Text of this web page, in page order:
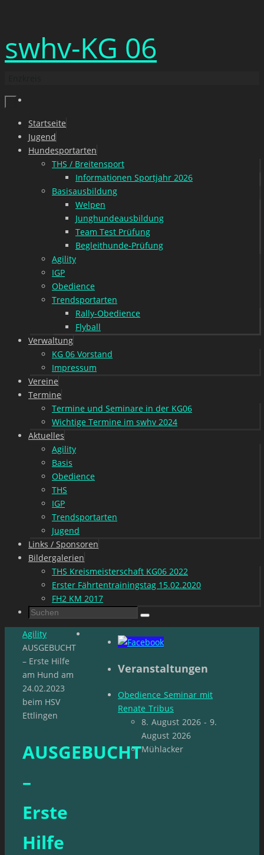
Inhalt
springen
swhv-KG 06
Zum
Inhalt
springen
Startseite
Jugend
Hundesportarten
THS / Breitensport
Informationen Sportjahr 2026
Basisausbildung
Welpen
Junghundeausbildung
Team Test Prüfung
Begleithunde-Prüfung
Agility
IGP
Obedience
Trendsportarten
Rally-Obedience
Flyball
Verwaltung
KG 06 Vorstand
Impressum
Vereine
Termine
Termine und Seminare in der KG06
Wichtige Termine im swhv 2024
Aktuelles
Agility
Basis
Obedience
THS
IGP
Trendsportarten
Jugend
Links / Sponsoren
Bildergalerien
THS Kreismeisterschaft KG06 2022
Erster Fährtentrainingstag 15.02.2020
FH2 KM 2017
Suchen
nach:
Suchen
Start
Agility
AUSGEBUCHT
– Erste Hilfe
am Hund am
24.02.2023
beim HSV
Ettlingen
AUSGEBUCHT
–
Erste
Hilfe
Veranstaltungen
Obedience Seminar mit
Renate Tribus
8. August 2026 - 9.
August 2026
Mühlacker